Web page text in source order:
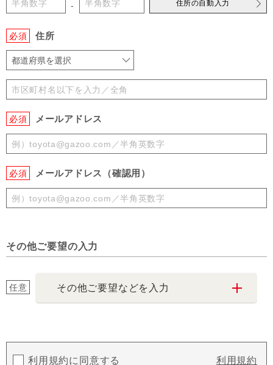
- 住所の自動入力
必須 住所
都道府県を選択
必須 メールアドレス
必須 メールアドレス（確認用）
その他ご要望の入力
任意 その他ご要望などを入力
利用規約に同意する 利用規約